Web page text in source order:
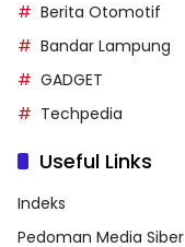
Berita Otomotif
Bandar Lampung
GADGET
Techpedia
Useful Links
Indeks
Pedoman Media Siber